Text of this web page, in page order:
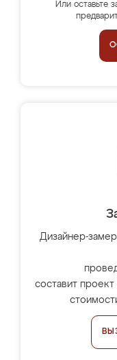
Или оставьте
Дизайнер-
составит